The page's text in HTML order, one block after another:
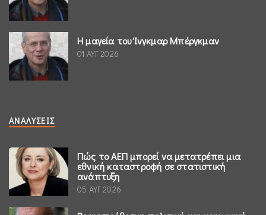
Η μαγεία του Ίνγκμαρ Μπέργκμαν
01 ΑΥΓ 2026
ΑΝΑΛΎΣΕΙΣ
Πώς το ΑΕΠ μπορεί να μετατρέπει μια
εθνική καταστροφή σε στατιστική
ανάπτυξη
05 ΑΥΓ 2026